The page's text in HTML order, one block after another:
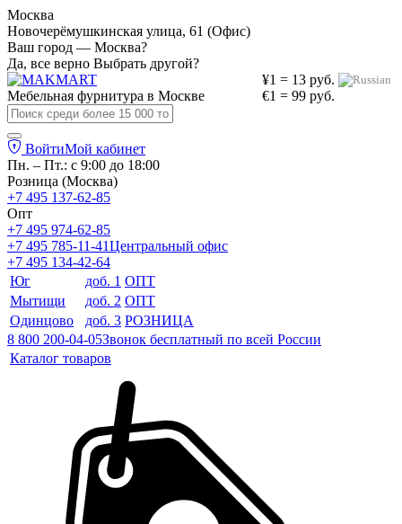
Москва
Новочерёмушкинская улица, 61 (Офис)
Ваш город — Москва?
Да, все верно Выбрать другой?
¥1 = 13 руб.
€1 = 99 руб.
Мебельная фурнитура в Москве
ВойтиМой кабинет
Пн. – Пт.: с 9:00 до 18:00
Розница (Москва)
+7 495 137-62-85
Опт
+7 495 974-62-85
+7 495 785-11-41Центральный офис
+7 495 134-42-64
Юг
доб. 1 ОПТ
Мытищи
доб. 2 ОПТ
Одинцово
доб. 3 РОЗНИЦА
8 800 200-04-05Звонок бесплатный по всей России
Каталог товаров